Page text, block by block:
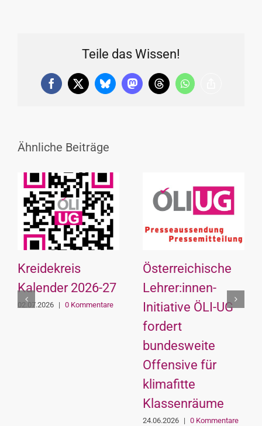
Teile das Wissen!
Facebook
X BlueskyMastodonThreadsWhatsApp
Ähnliche Beiträge
Kreidekreis
Kalender 2026-27
02.07.2026 | 0 Kommentare
Österreichische
Lehrer:innen-
Initiative ÖLI-UG
fordert
bundesweite
Offensive für
klimafitte
Klassenräume
24.06.2026 | 0 Kommentare